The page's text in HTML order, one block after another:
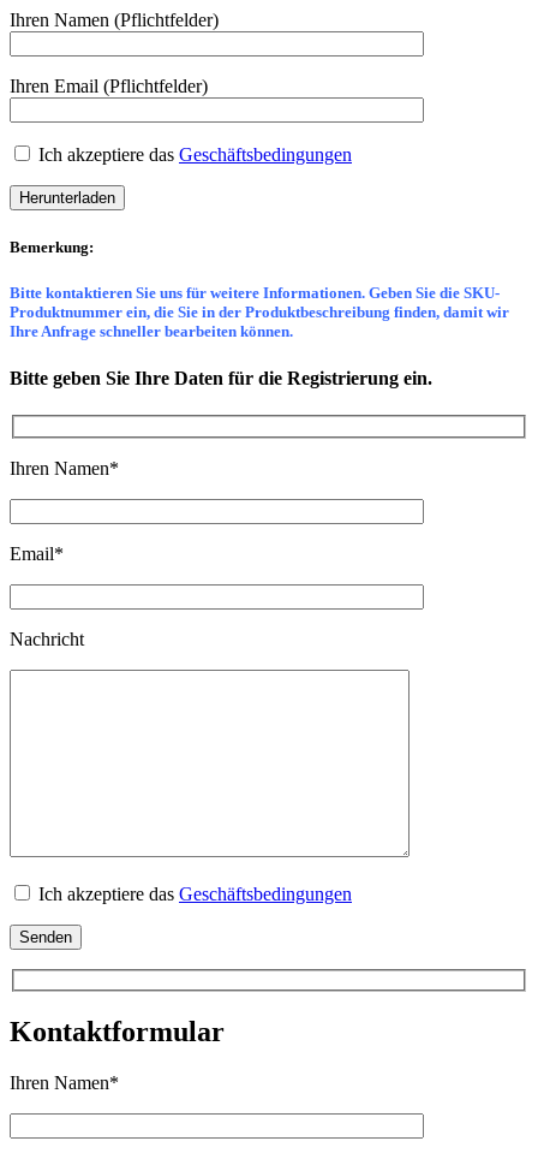
Ihren Namen (Pflichtfelder)
Ihren Email (Pflichtfelder)
Ich akzeptiere das Geschäftsbedingungen
Bemerkung:
Bitte kontaktieren Sie uns für weitere Informationen. Geben Sie die SKU-
Produktnummer ein, die Sie in der Produktbeschreibung finden, damit wir
Ihre Anfrage schneller bearbeiten können.
Bitte geben Sie Ihre Daten für die Registrierung ein.
Ihren Namen*
Email*
Nachricht
Ich akzeptiere das Geschäftsbedingungen
Senden
Kontaktformular
Ihren Namen*